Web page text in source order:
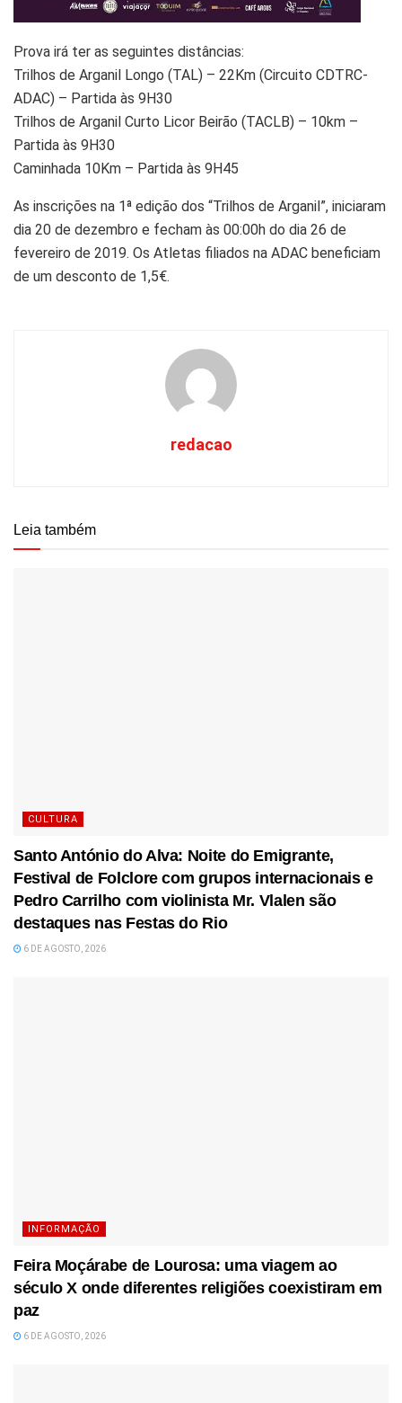
Prova irá ter as seguintes distâncias:
Trilhos de Arganil Longo (TAL) – 22Km (Circuito CDTRC-
ADAC) – Partida às 9H30
Trilhos de Arganil Curto Licor Beirão (TACLB) – 10km –
Partida às 9H30
Caminhada 10Km – Partida às 9H45
As inscrições na 1ª edição dos “Trilhos de Arganil”, iniciaram
dia 20 de dezembro e fecham às 00:00h do dia 26 de
fevereiro de 2019. Os Atletas filiados na ADAC beneficiam
de um desconto de 1,5€.
redacao
Leia também
CULTURA
Santo António do Alva: Noite do Emigrante,
Festival de Folclore com grupos internacionais e
Pedro Carrilho com violinista Mr. Vlalen são
destaques nas Festas do Rio
6 DE AGOSTO, 2026
INFORMAÇÃO
Feira Moçárabe de Lourosa: uma viagem ao
século X onde diferentes religiões coexistiram em
paz
6 DE AGOSTO, 2026